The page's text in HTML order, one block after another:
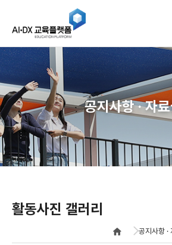
AIDX 교육플랫폼
공지사항 · 자
활동사진 갤러리
공지사항 ·